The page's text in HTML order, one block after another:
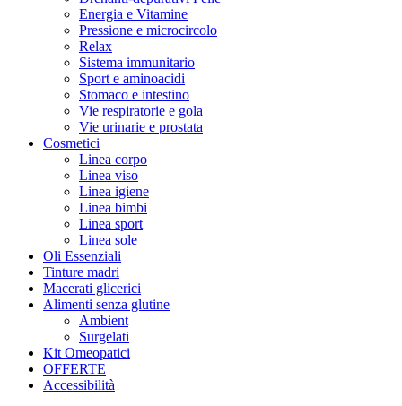
Energia e Vitamine
Pressione e microcircolo
Relax
Sistema immunitario
Sport e aminoacidi
Stomaco e intestino
Vie respiratorie e gola
Vie urinarie e prostata
Cosmetici
Linea corpo
Linea viso
Linea igiene
Linea bimbi
Linea sport
Linea sole
Oli Essenziali
Tinture madri
Macerati glicerici
Alimenti senza glutine
Ambient
Surgelati
Kit Omeopatici
OFFERTE
Accessibilità